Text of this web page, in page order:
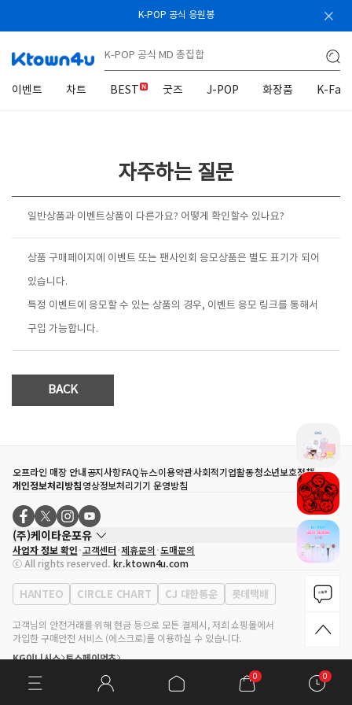
K-POP 공식 응원봉
이벤트 차트 BEST 굿즈 J-POP 화장품 K-
자주하는 질문
일반상품과 이벤트상품이 다른가요? 어떻게 확인할수 있나요?
상품 구매페이지에 이벤트 또는 팬사인회 응모상품은 별도 표기가 되어
있습니다.
특정 이벤트에 응모할 수 있는 상품의 경우, 이벤트 응모 링크를 통해서
구입 가능합니다.
BACK
0 0